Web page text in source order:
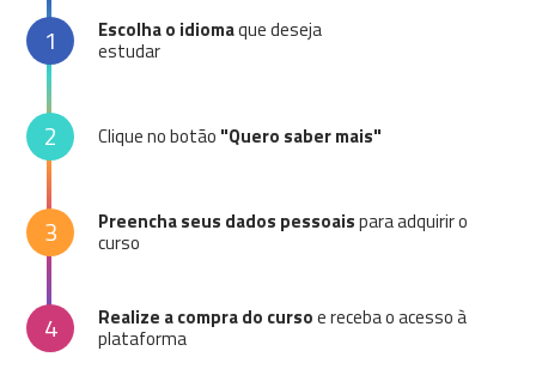
1 Escolha o idiomaque deseja
estudar
2 Clique no botão "Quero saber mais"
3 Preencha seus dados pessoaispara adquirir o
curso
4 Realize a compra do cursoe receba o acesso à
plataforma